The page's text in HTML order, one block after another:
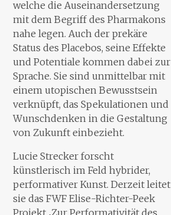
welche die Auseinandersetzung
mit dem Begriff des Pharmakons
nahe legen. Auch der prekäre
Status des Placebos, seine Effekte
und Potentiale kommen dabei zur
Sprache. Sie sind unmittelbar mit
einem utopischen Bewusstsein
verknüpft, das Spekulationen und
Wunschdenken in die Gestaltung
von Zukunft einbezieht.
Lucie Strecker forscht
künstlerisch im Feld hybrider,
performativer Kunst. Derzeit leitet
sie das FWF Elise-Richter-Peek
Projekt ‚Zur Performativität des